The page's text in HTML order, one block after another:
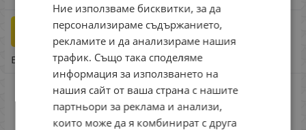
бр. КУПИ
Бърза поръчка
SG Grub Spinners #1 3.8g Sinking Gold
Black
Сравни
Ние използваме бисквитки, за да
персонализираме съдържанието,
рекламите и да анализираме нашия
трафик. Също така споделяме
информация за използването на
нашия сайт от ваша страна с нашите
партньори за реклама и анализи,
които може да я комбинират с друга